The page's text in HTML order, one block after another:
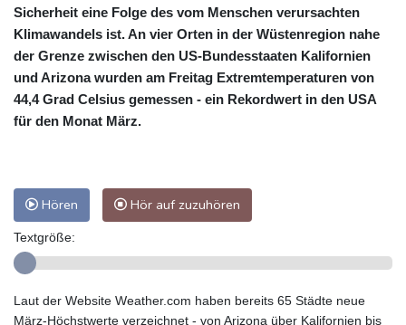
Sicherheit eine Folge des vom Menschen verursachten
Klimawandels ist. An vier Orten in der Wüstenregion nahe
der Grenze zwischen den US-Bundesstaaten Kalifornien
und Arizona wurden am Freitag Extremtemperaturen von
44,4 Grad Celsius gemessen - ein Rekordwert in den USA
für den Monat März.
Hören Hör auf zuzuhören
Textgröße:
Laut der Website Weather.com haben bereits 65 Städte neue
März-Höchstwerte verzeichnet - von Arizona über Kalifornien bis